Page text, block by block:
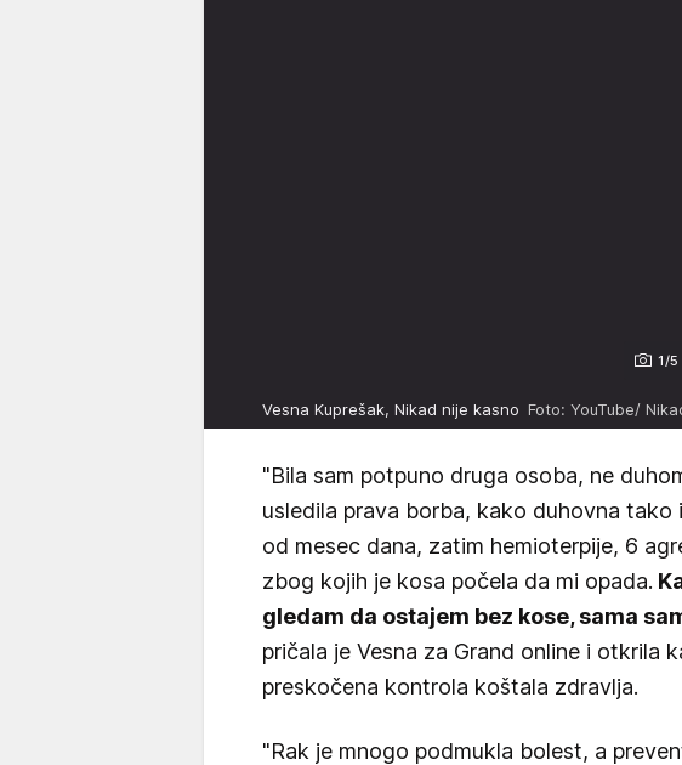
1/5
Vesna Kuprešak, Nikad nije kasno Foto: YouTube/
"Bila sam potpuno druga osoba, ne
usledila prava borba, kako duhovna tako
od mesec dana, zatim hemioterpije, 6
zbog kojih je kosa počela da mi opada.
gledam da ostajem bez kose, sama
pričala je Vesna za Grand online i otkrila
preskočena kontrola koštala zdravlja.
"Rak je mnogo podmukla bolest, a